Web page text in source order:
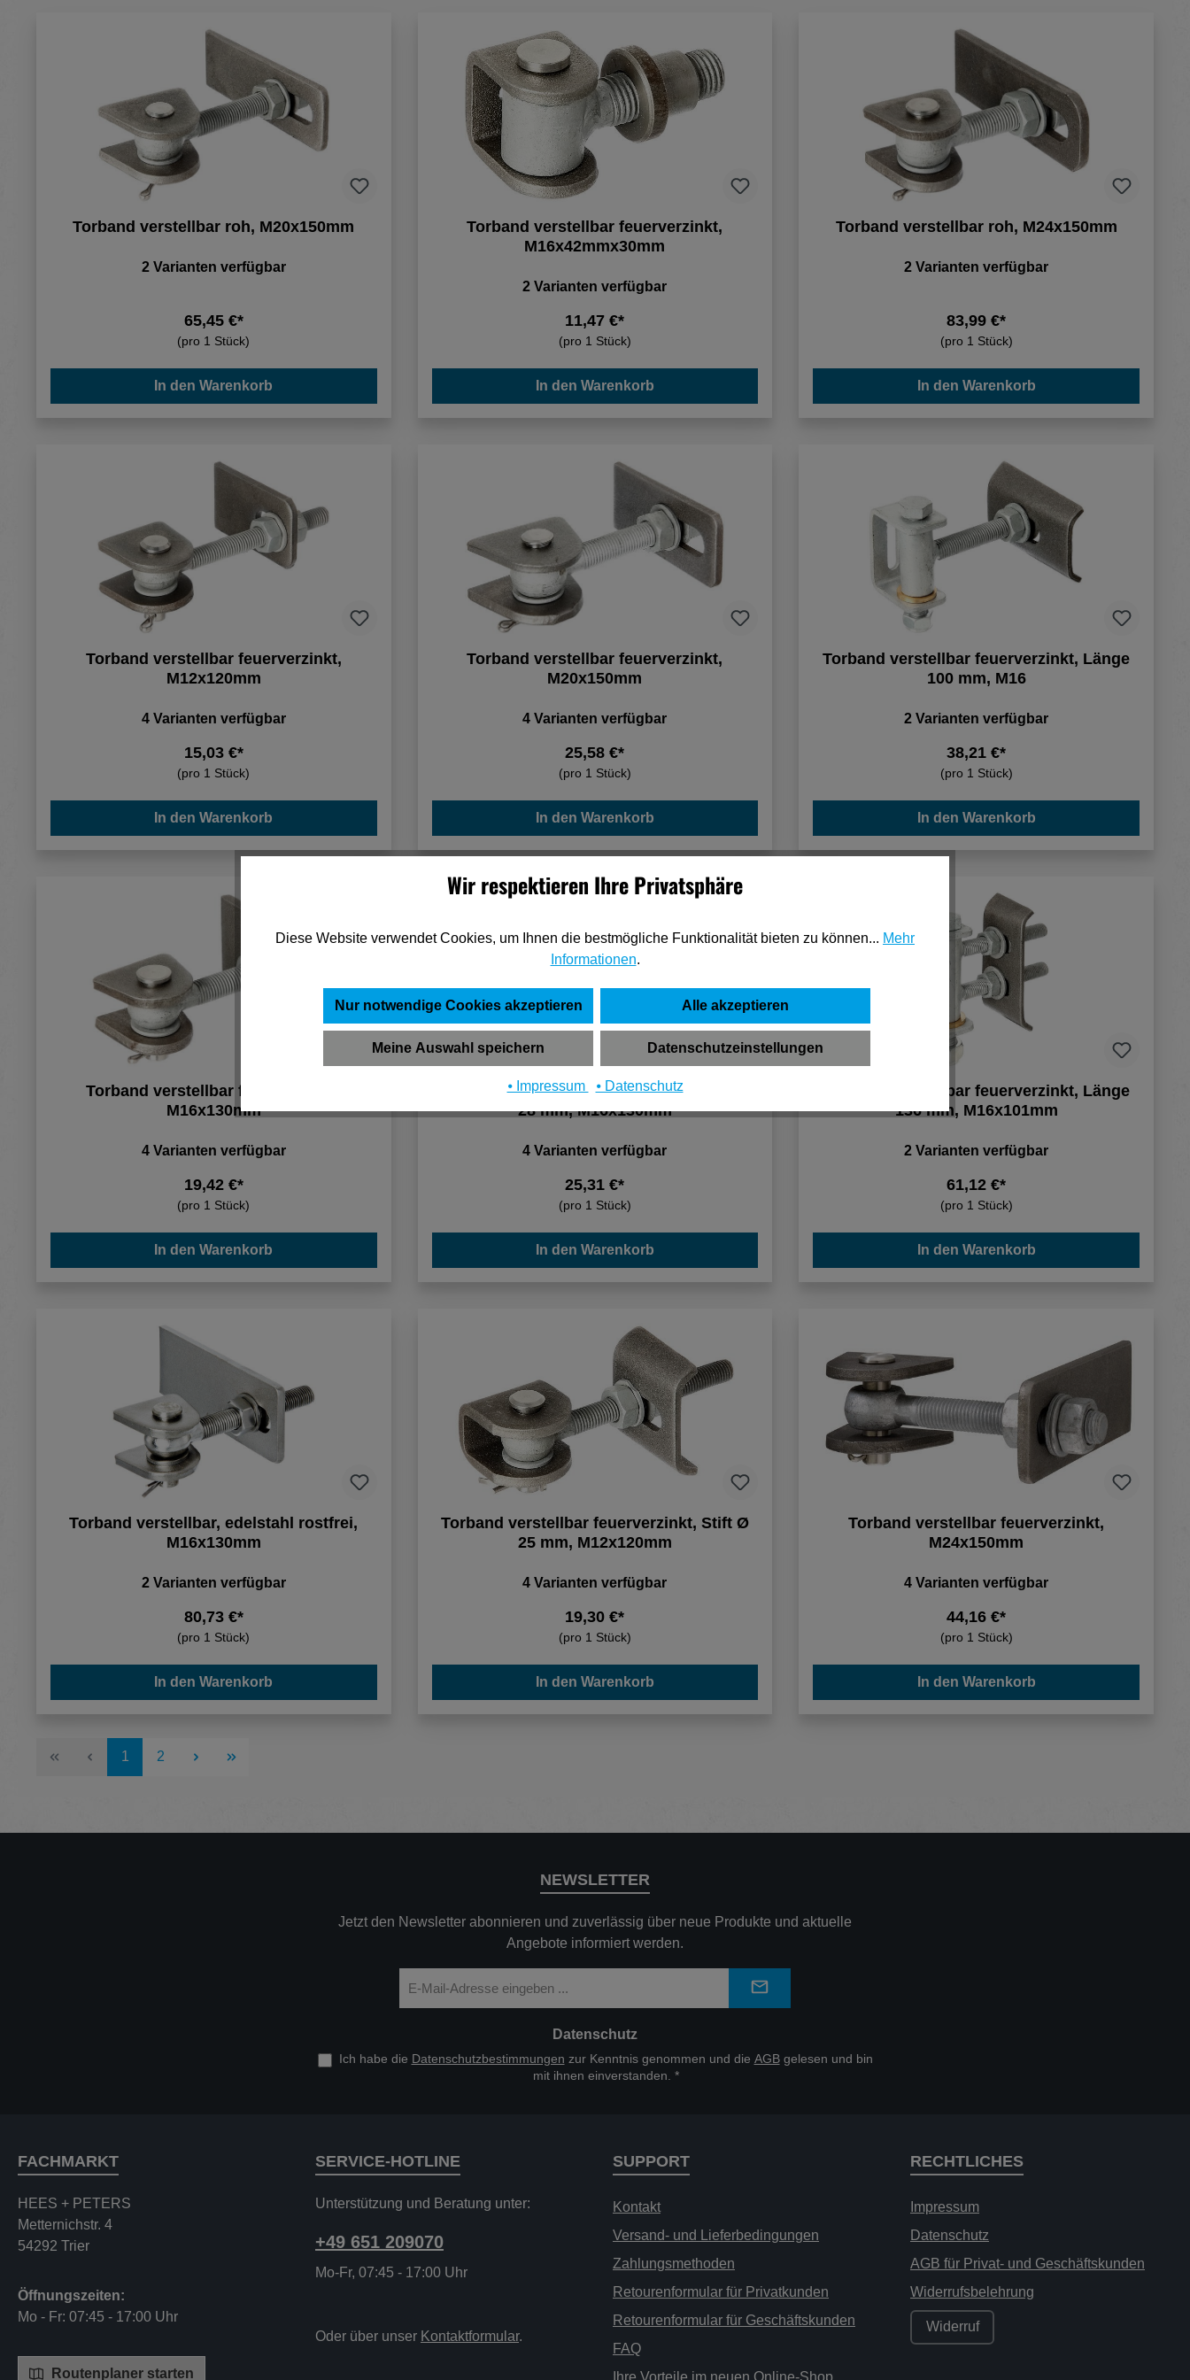
Torband verstellbar roh, M20x150mm
2 Varianten verfügbar
65,45 €*
(pro 1 Stück)
In den Warenkorb
Torband verstellbar feuerverzinkt,
M16x42mmx30mm
2 Varianten verfügbar
11,47 €*
(pro 1 Stück)
In den Warenkorb
Torband verstellbar roh, M24x150mm
2 Varianten verfügbar
83,99 €*
(pro 1 Stück)
In den Warenkorb
Torband verstellbar feuerverzinkt,
M12x120mm
4 Varianten verfügbar
15,03 €*
(pro 1 Stück)
In den Warenkorb
Torband verstellbar feuerverzinkt,
M20x150mm
4 Varianten verfügbar
25,58 €*
(pro 1 Stück)
In den Warenkorb
Torband verstellbar feuerverzinkt, Länge
100 mm, M16
2 Varianten verfügbar
38,21 €*
(pro 1 Stück)
In den Warenkorb
Torband verstellbar feuerverzinkt,
M16x130mm
4 Varianten verfügbar
19,42 €*
(pro 1 Stück)
In den Warenkorb
Torband verstellbar feuerverzinkt, Stift Ø
28 mm, M16x130mm
4 Varianten verfügbar
25,31 €*
(pro 1 Stück)
In den Warenkorb
Torband verstellbar feuerverzinkt, Länge
136 mm, M16x101mm
2 Varianten verfügbar
61,12 €*
(pro 1 Stück)
In den Warenkorb
Torband verstellbar, edelstahl rostfrei,
M16x130mm
2 Varianten verfügbar
80,73 €*
(pro 1 Stück)
In den Warenkorb
Torband verstellbar feuerverzinkt, Stift Ø
25 mm, M12x120mm
4 Varianten verfügbar
19,30 €*
(pro 1 Stück)
In den Warenkorb
Torband verstellbar feuerverzinkt,
M24x150mm
4 Varianten verfügbar
44,16 €*
(pro 1 Stück)
In den Warenkorb
Seite
1 Seite
2
NEWSLETTER
Jetzt den Newsletter abonnieren und zuverlässig über neue Produkte und aktuelle
Angebote informiert werden.
Mail-
Adresse
Datenschutz
Ich habe die Datenschutzbestimmungen zur Kenntnis genommen und die AGBgelesen und bin
mit ihnen einverstanden. *
SERVICE-HOTLINE
Unterstützung und Beratung unter:
+49 651 209070
Mo-Fr, 07:45 - 17:00 Uhr
Oder über unser Kontaktformular.
SUPPORT
Kontakt
Versand- und Lieferbedingungen
Zahlungsmethoden
Retourenformular für Privatkunden
Retourenformular für Geschäftskunden
FAQ
Ihre Vorteile im neuen Online-Shop
RECHTLICHES
Impressum
Datenschutz
AGB für Privat- und Geschäftskunden
Widerrufsbelehrung
Widerruf
FACHMARKT
HEES + PETERS
Metternichstr. 4
54292 Trier
Öffnungszeiten:
Mo - Fr: 07:45 - 17:00 Uhr
Routenplaner starten
Wir respektieren Ihre Privatsphäre
Diese Website verwendet Cookies, um Ihnen die bestmögliche Funktionalität bieten zu können... Mehr
Informationen.
Nur notwendige Cookies akzeptieren Alle akzeptieren
Meine Auswahl speichern Datenschutzeinstellungen
⦁ Impressum ⦁ Datenschutz